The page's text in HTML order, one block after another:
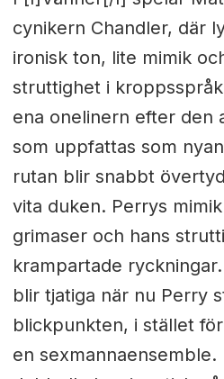
cynikern Chandler, där
ironisk ton, lite mimik
struttighet i
ena onelinern efter den
som uppfattas som
rutan blir snabbt
vita duken. Perrys
grimaser och hans
krampartade
blir tjatiga när nu Perry
blickpunkten, i stället
en